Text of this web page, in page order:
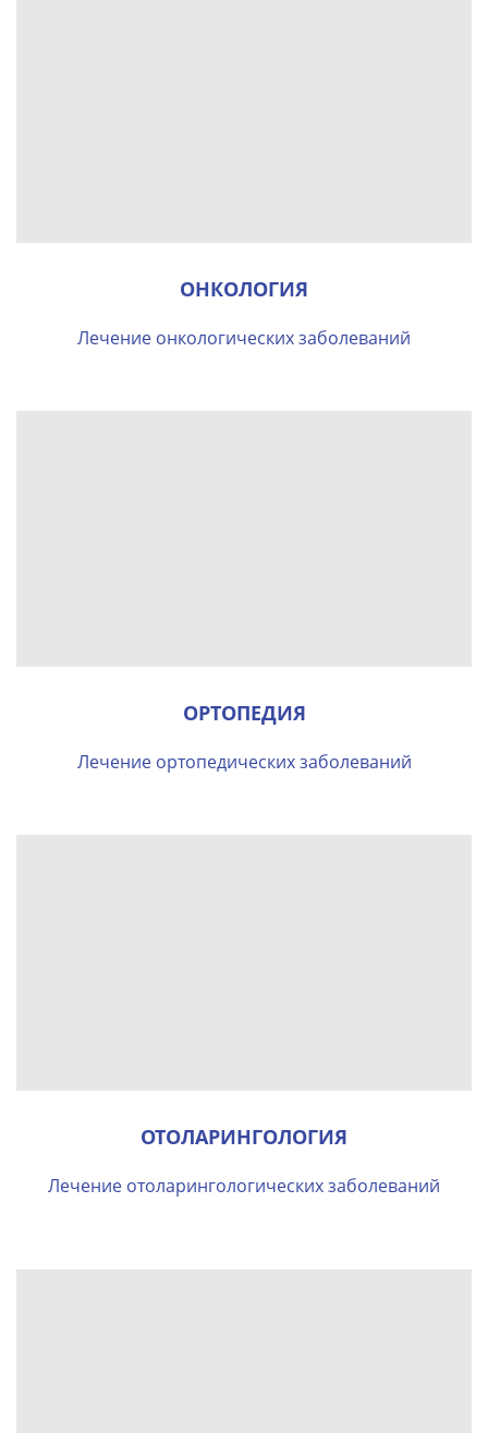
ОНКОЛОГИЯ
Лечение онкологических заболеваний
ОРТОПЕДИЯ
Лечение ортопедических заболеваний
ОТОЛАРИНГОЛОГИЯ
Лечение отоларингологических заболеваний